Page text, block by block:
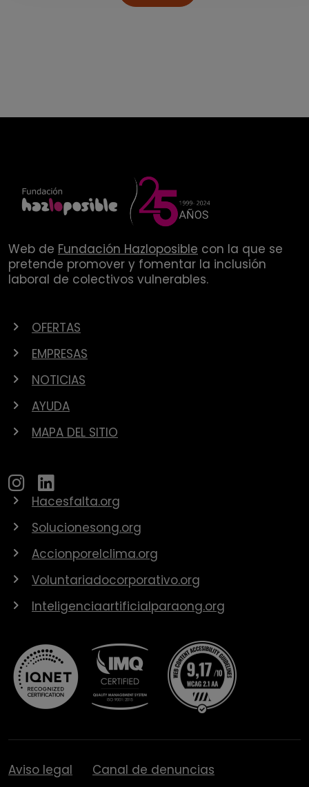
Web de Fundación Hazloposible con la que se
pretende promover y fomentar la inclusión
laboral de colectivos vulnerables.
OFERTAS
EMPRESAS
NOTICIAS
AYUDA
MAPA DEL SITIO
Hacesfalta.org
Solucionesong.org
Accionporelclima.org
Voluntariadocorporativo.org
Inteligenciaartificialparaong.org
Aviso legal Canal de denuncias